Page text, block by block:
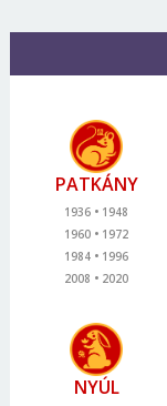
PATKÁNY
1936
1948
1960
1972
1984
1996
2008
2020
NYÚL